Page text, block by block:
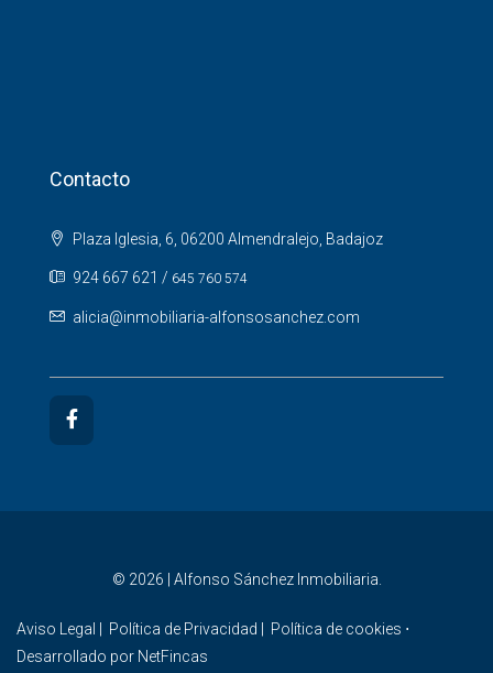
Contacto
Plaza Iglesia, 6, 06200 Almendralejo, Badajoz
924 667 621 / 645 760 574
alicia@inmobiliaria-alfonsosanchez.com
© 2026 | Alfonso Sánchez Inmobiliaria.
Aviso Legal Política de Privacidad Política de cookies ⋅
Desarrollado por NetFincas